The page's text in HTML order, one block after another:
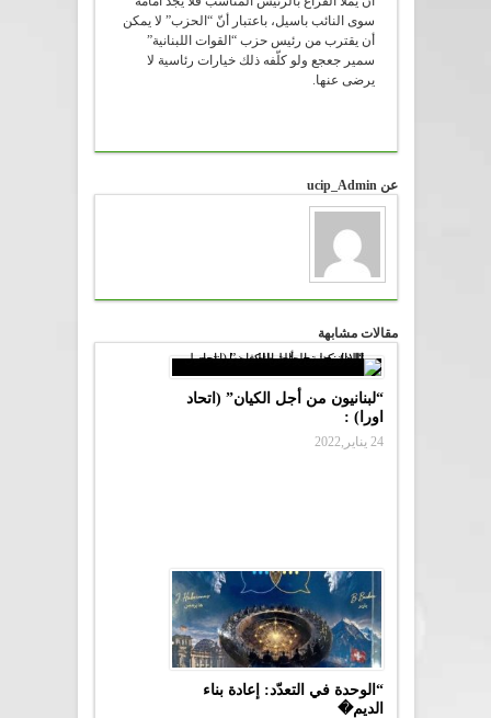
سوى النائب باسيل، باعتبار أنّ “الحزب” لا يمكن
أن يقترب من رئيس حزب “القوات اللبنانية”
سمير جعجع ولو كلّفه ذلك خيارات رئاسية لا
يرضى عنها.
عن ucip_Admin
مقالات مشابهة
“لبنانيون من أجل الكيان” (اتحاد
اورا) :
24 يناير,2022
“الوحدة في التعدّد: إعادة بناء
الديم�